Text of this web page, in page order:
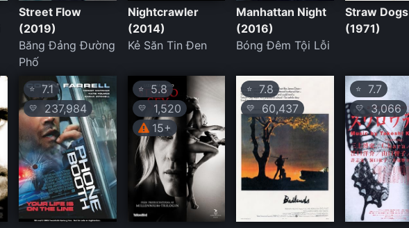
Street Flow
(2019)
Băng Đảng Đường
Phố
Nightcrawler
(2014)
Kẻ Săn Tin Đen
Manhattan Night
(2016)
Bóng Đêm Tội Lỗi
Straw Dogs
(1971)
⭐ 7.1
💛 237,984
⭐5.8
💛
1,520
15+
⭐ 7.8
💛 60,437
⭐7.7
💛 3,066